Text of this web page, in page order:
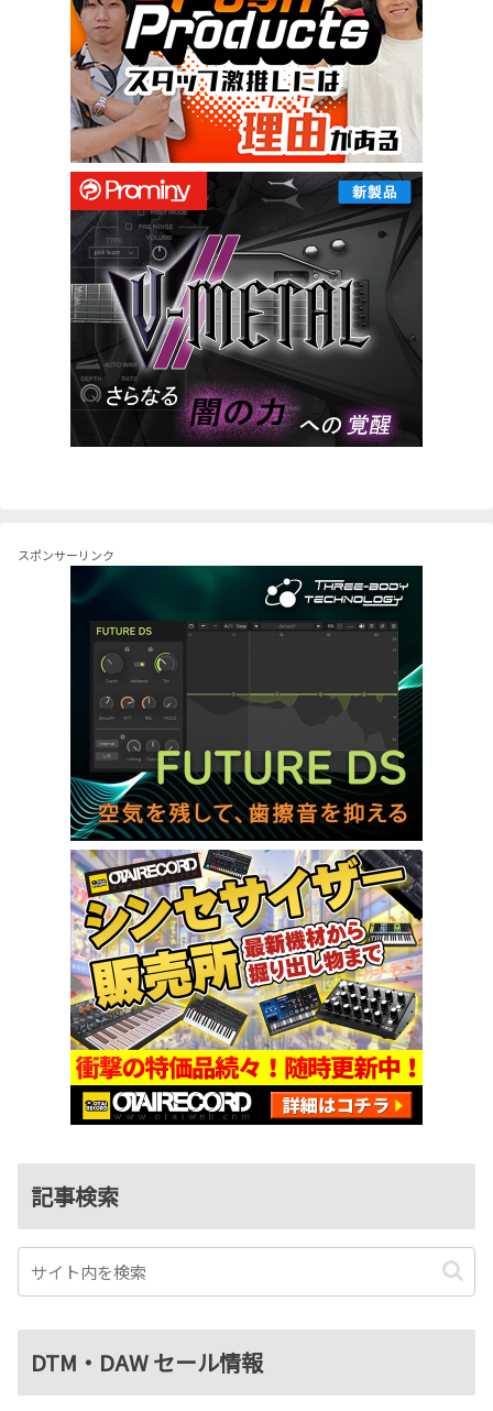
スポンサーリンク
記事検索
DTM・DAW セール情報